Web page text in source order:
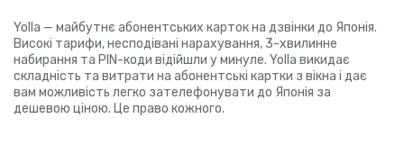
Yolla — майбутнє абонентських карток на дзвінки до Японія.
Високі тарифи, несподівані нарахування, 3-хвилинне
набирання та PIN-коди відійшли у минуле. Yolla викидає
складність та витрати на абонентські картки з вікна і дає
вам можливість легко зателефонувати до Японія за
дешевою ціною. Це право кожного.